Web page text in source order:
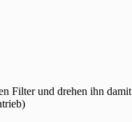
Filter und drehen ihn